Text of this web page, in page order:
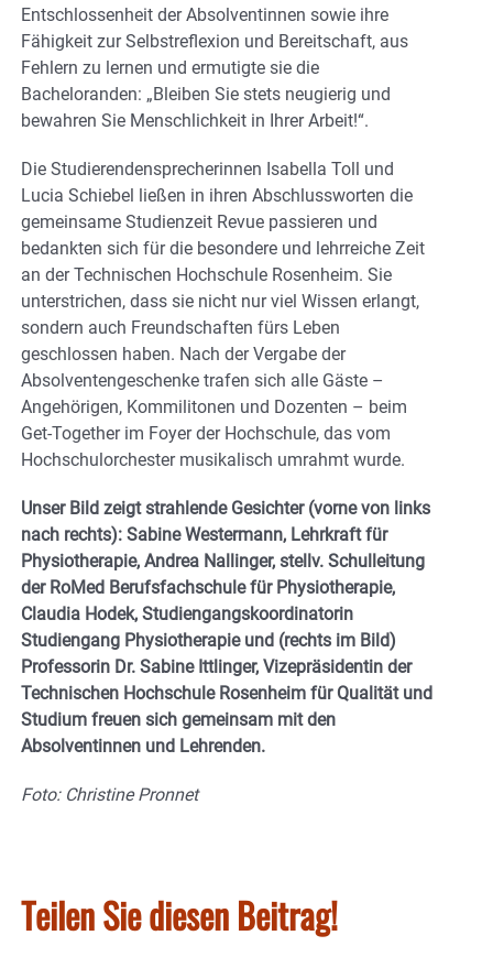
Entschlossenheit der Absolventinnen sowie ihre
Fähigkeit zur Selbstreflexion und Bereitschaft, aus
Fehlern zu lernen und ermutigte sie die
Bacheloranden: „Bleiben Sie stets neugierig und
bewahren Sie Menschlichkeit in Ihrer Arbeit!“.
Die Studierendensprecherinnen Isabella Toll und
Lucia Schiebel ließen in ihren Abschlussworten die
gemeinsame Studienzeit Revue passieren und
bedankten sich für die besondere und lehrreiche Zeit
an der Technischen Hochschule Rosenheim. Sie
unterstrichen, dass sie nicht nur viel Wissen erlangt,
sondern auch Freundschaften fürs Leben
geschlossen haben. Nach der Vergabe der
Absolventengeschenke trafen sich alle Gäste –
Angehörigen, Kommilitonen und Dozenten – beim
Get-Together im Foyer der Hochschule, das vom
Hochschulorchester musikalisch umrahmt wurde.
Unser Bild zeigt strahlende Gesichter (vorne von links
nach rechts): Sabine Westermann, Lehrkraft für
Physiotherapie, Andrea Nallinger, stellv. Schulleitung
der RoMed Berufsfachschule für Physiotherapie,
Claudia Hodek, Studiengangskoordinatorin
Studiengang Physiotherapie und (rechts im Bild)
Professorin Dr. Sabine Ittlinger, Vizepräsidentin der
Technischen Hochschule Rosenheim für Qualität und
Studium freuen sich gemeinsam mit den
Absolventinnen und Lehrenden.
Foto: Christine Pronnet
Teilen Sie diesen Beitrag!